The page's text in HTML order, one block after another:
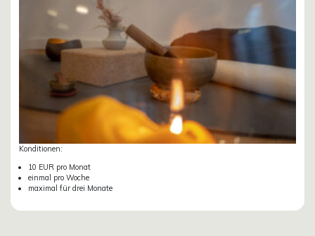
Konditionen:
10 EUR pro Monat
einmal pro Woche
maximal für drei Monate